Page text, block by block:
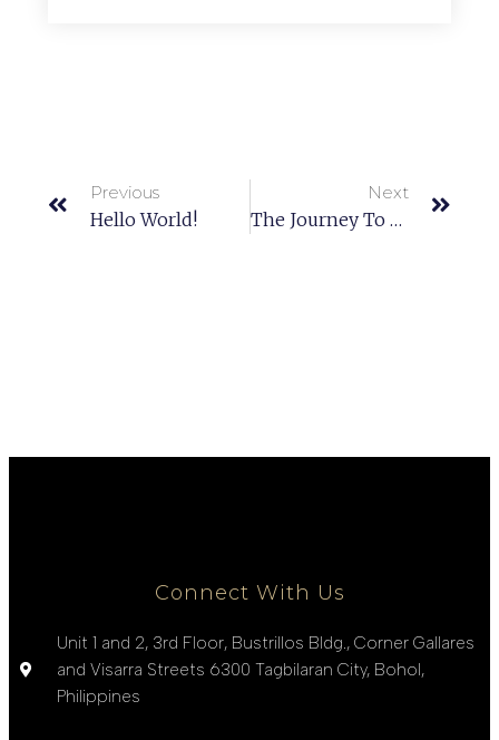
Previous
Hello World!
Next
The Journey To Victory Is Most Important.
Connect With Us
Unit 1 and 2, 3rd Floor, Bustrillos Bldg., Corner Gallares
and Visarra Streets 6300 Tagbilaran City, Bohol,
Philippines